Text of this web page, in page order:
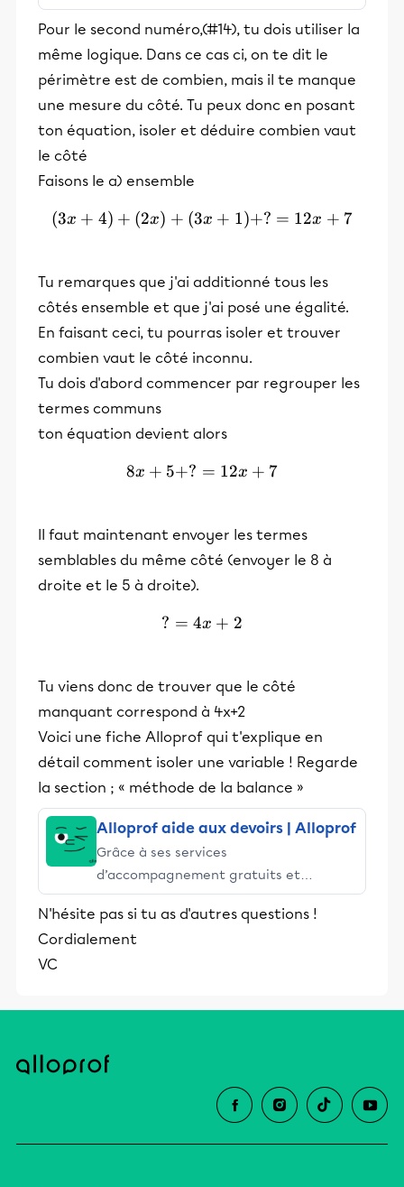
stimulants, Alloprof engage les élèves
et leurs parents dans la réussite
éducative.
Pour le second numéro,(#14), tu dois utiliser la
même logique. Dans ce cas ci, on te dit le
périmètre est de combien, mais il te manque
une mesure du côté. Tu peux donc en posant
ton équation, isoler et déduire combien vaut
le côté
Faisons le a) ensemble
(3x+4) + (2x) + (3x+1)
(3x + 4) + (2x) + (3x + 1)+? = 12x + 7
Tu remarques que j'ai additionné tous les
côtés ensemble et que j'ai posé une égalité.
En faisant ceci, tu pourras isoler et trouver
combien vaut le côté inconnu.
Tu dois d'abord commencer par regrouper les
termes communs
ton équation devient alors
8x + 5 + ? = 12x + 7
8x + 5+? = 12x + 7
Il faut maintenant envoyer les termes
semblables du même côté (envoyer le 8 à
droite et le 5 à droite).
? = 4x + 2
? = 4x + 2
Tu viens donc de trouver que le côté
manquant correspond à 4x+2
Voici une fiche Alloprof qui t'explique en
détail comment isoler une variable ! Regarde
la section ; « méthode de la balance »
Alloprof aide aux devoirs | Alloprof
Grâce à ses services
d’accompagnement gratuits et
stimulants, Alloprof engage les élèves
et leurs parents dans la réussite
éducative.
N'hésite pas si tu as d'autres questions !
Cordialement
VC